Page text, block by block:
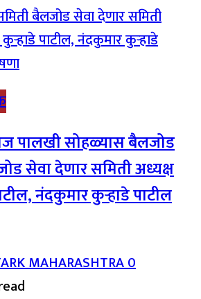
पालखी सोहळ्यास बैलजोड
सेवा देणार समिती अध्यक्ष
नंदकुमार कुऱ्हाडे पाटील
MAHARASHTRA0